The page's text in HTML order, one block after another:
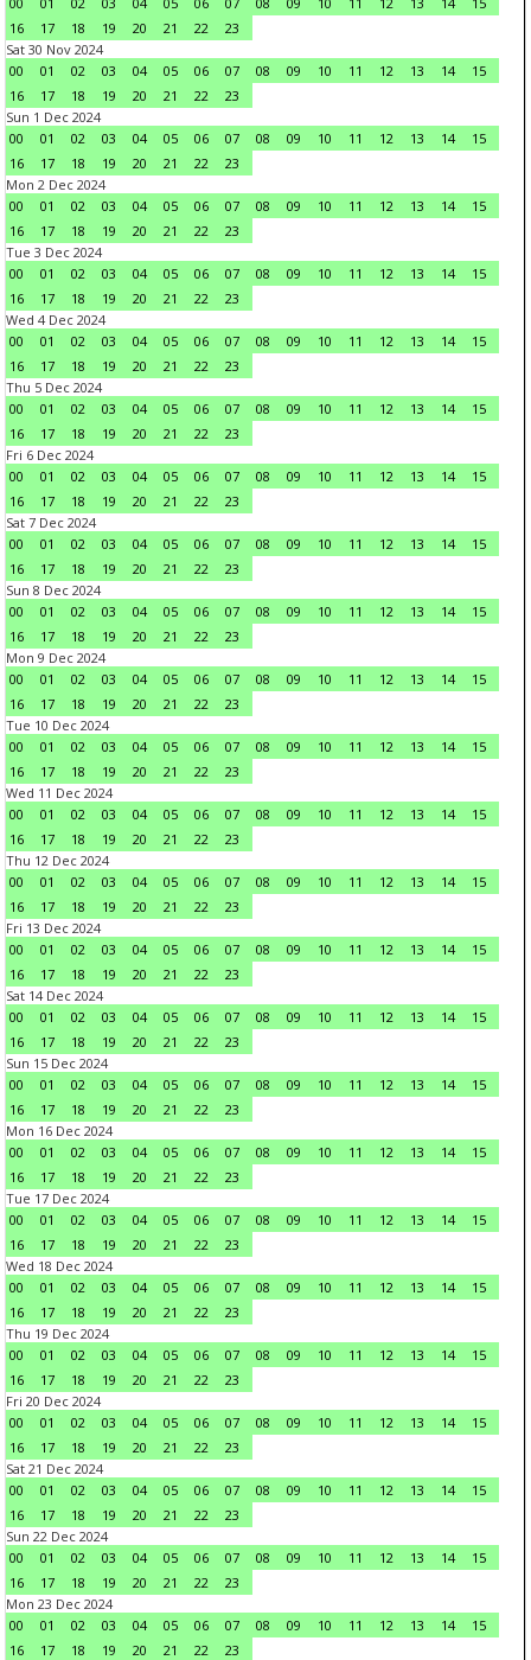
16
17 18 19 20 21 22
23
Sat 30 Nov 2024
00
01 02 03 04 05 06 07 08 09 10 11 12 13 14
15
16
17 18 19 20 21 22
23
Sun 1 Dec 2024
00
01 02 03 04 05 06 07 08 09 10 11 12 13 14
15
16
17 18 19 20 21 22
23
Mon 2 Dec 2024
00
01 02 03 04 05 06 07 08 09 10 11 12 13 14
15
16
17 18 19 20 21 22
23
Tue 3 Dec 2024
00
01 02 03 04 05 06 07 08 09 10 11 12 13 14
15
16
17 18 19 20 21 22
23
Wed 4 Dec 2024
00
01 02 03 04 05 06 07 08 09 10 11 12 13 14
15
16
17 18 19 20 21 22
23
Thu 5 Dec 2024
00
01 02 03 04 05 06 07 08 09 10 11 12 13 14
15
16
17 18 19 20 21 22
23
Fri 6 Dec 2024
00
01 02 03 04 05 06 07 08 09 10 11 12 13 14
15
16
17 18 19 20 21 22
23
Sat 7 Dec 2024
00
01 02 03 04 05 06 07 08 09 10 11 12 13 14
15
16
17 18 19 20 21 22
23
Sun 8 Dec 2024
00
01 02 03 04 05 06 07 08 09 10 11 12 13 14
15
16
17 18 19 20 21 22
23
Mon 9 Dec 2024
00
01 02 03 04 05 06 07 08 09 10 11 12 13 14
15
16
17 18 19 20 21 22
23
Tue 10 Dec 2024
00
01 02 03 04 05 06 07 08 09 10 11 12 13 14
15
16
17 18 19 20 21 22
23
Wed 11 Dec 2024
00
01 02 03 04 05 06 07 08 09 10 11 12 13 14
15
16
17 18 19 20 21 22
23
Thu 12 Dec 2024
00
01 02 03 04 05 06 07 08 09 10 11 12 13 14
15
16
17 18 19 20 21 22
23
Fri 13 Dec 2024
00
01 02 03 04 05 06 07 08 09 10 11 12 13 14
15
16
17 18 19 20 21 22
23
Sat 14 Dec 2024
00
01 02 03 04 05 06 07 08 09 10 11 12 13 14
15
16
17 18 19 20 21 22
23
Sun 15 Dec 2024
00
01 02 03 04 05 06 07 08 09 10 11 12 13 14
15
16
17 18 19 20 21 22
23
Mon 16 Dec 2024
00
01 02 03 04 05 06 07 08 09 10 11 12 13 14
15
16
17 18 19 20 21 22
23
Tue 17 Dec 2024
00
01 02 03 04 05 06 07 08 09 10 11 12 13 14
15
16
17 18 19 20 21 22
23
Wed 18 Dec 2024
00
01 02 03 04 05 06 07 08 09 10 11 12 13 14
15
16
17 18 19 20 21 22
23
Thu 19 Dec 2024
00
01 02 03 04 05 06 07 08 09 10 11 12 13 14
15
16
17 18 19 20 21 22
23
Fri 20 Dec 2024
00
01 02 03 04 05 06 07 08 09 10 11 12 13 14
15
16
17 18 19 20 21 22
23
Sat 21 Dec 2024
00
01 02 03 04 05 06 07 08 09 10 11 12 13 14
15
16
17 18 19 20 21 22
23
Sun 22 Dec 2024
00
01 02 03 04 05 06 07 08 09 10 11 12 13 14
15
16
17 18 19 20 21 22
23
Mon 23 Dec 2024
00
01 02 03 04 05 06 07 08 09 10 11 12 13 14
15
16
17 18 19 20 21 22 23